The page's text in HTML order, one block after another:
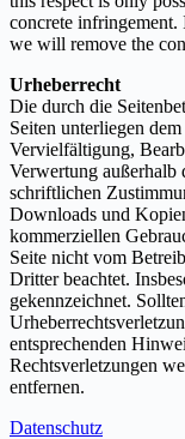
concrete
we will remove the
Urheberrecht
Die durch die
Seiten unterliegen
Vervielfältigung,
Verwertung außerhalb
schriftlichen
Downloads und
kommerziellen
Seite nicht vom
Dritter beachtet.
gekennzeichnet.
entsprechenden
Rechtsverletzungen
entfernen.
Datenschutz